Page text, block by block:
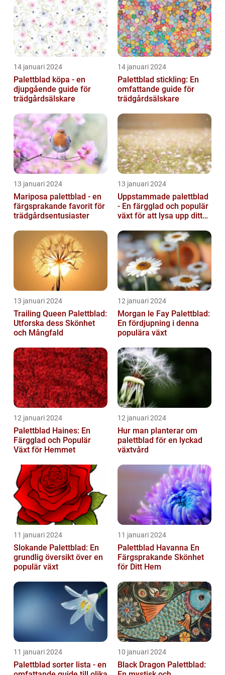
14 januari 2024
Palettblad köpa - en
djupgående guide för
trädgårdsälskare
14 januari 2024
Palettblad stickling: En
omfattande guide för
trädgårdsälskare
13 januari 2024
Mariposa palettblad - en
färgsprakande favorit för
trädgårdsentusiaster
13 januari 2024
Uppstammade palettblad
- En färgglad och populär
växt för att lysa upp ditt
13 januari 2024
Trailing Queen Palettblad:
Utforska dess Skönhet
och Mångfald
12 januari 2024
Morgan le Fay Palettblad:
En fördjupning i denna
populära växt
12 januari 2024
Palettblad Haines: En
Färgglad och Populär
Växt för Hemmet
12 januari 2024
Hur man planterar om
palettblad för en lyckad
växtvård
11 januari 2024
Slokande Palettblad: En
grundlig översikt över en
populär växt
11 januari 2024
Palettblad Havanna En
Färgsprakande Skönhet
för Ditt Hem
11 januari 2024
Palettblad sorter lista - en
10 januari 2024
Black Dragon Palettblad: